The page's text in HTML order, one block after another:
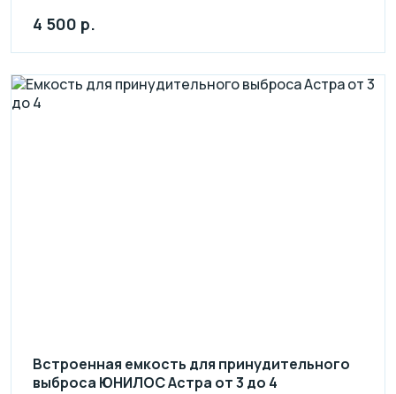
4 500 р.
Встроенная емкость для принудительного
выброса ЮНИЛОС Астра от 3 до 4